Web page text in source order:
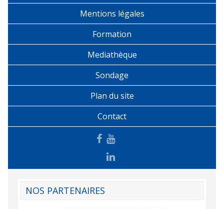
Mentions légales
Formation
Mediathèque
Sondage
Plan du site
Contact
NOS PARTENAIRES